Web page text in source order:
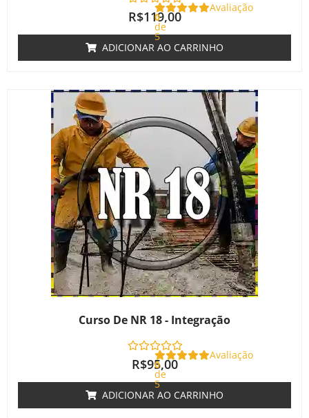
Avaliação
0
de
5
R$119,00
ADICIONAR AO CARRINHO
Curso De NR 18 - Integração
Avaliação
0
de
5
R$95,00
ADICIONAR AO CARRINHO